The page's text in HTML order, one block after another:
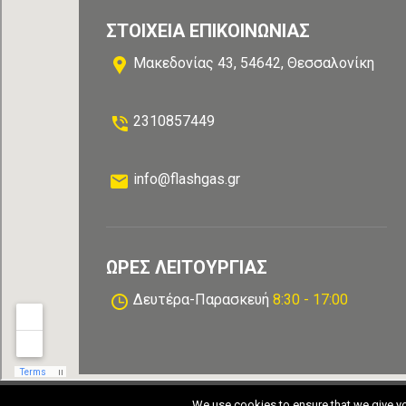
ΣΤΟΙΧΕΊΑ ΕΠΙΚΟΙΝΩΝΊΑΣ
Μακεδονίας 43, 54642, Θεσσαλονίκη
2310857449
info@flashgas.gr
ΏΡΕΣ ΛΕΙΤΟΥΡΓΊΑΣ
Δευτέρα-Παρασκευή 8:30 - 17:00